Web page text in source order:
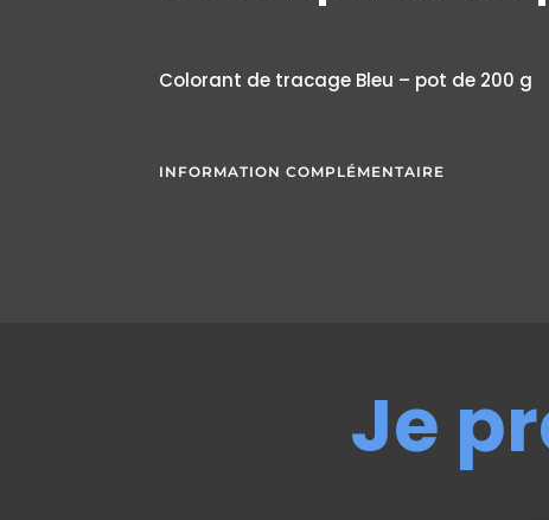
Colorant de tracage Bleu – pot de 200 g
INFORMATION COMPLÉMENTAIRE
Je